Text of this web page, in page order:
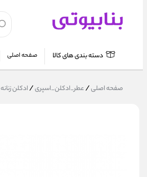
صفحه اصلی دسته بندی های کالا
صفحه اصلی/عطر_ادکلن_اسپری/ادکلن زنانه